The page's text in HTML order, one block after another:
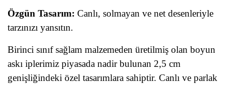
Özgün Tasarım: Canlı, solmayan ve net desenleriyle
tarzınızı yansıtın.
Birinci sınıf sağlam malzemeden üretilmiş olan boyun
askı iplerimiz piyasada nadir bulunan 2,5 cm
genişliğindeki özel tasarımlara sahiptir. Canlı ve parlak